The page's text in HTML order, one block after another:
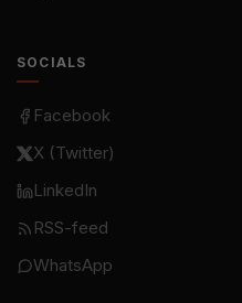
SOCIALS
Facebook
X (Twitter)
LinkedIn
RSS-feed
WhatsApp